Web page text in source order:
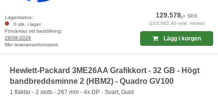
Lagerstatus:
0 stk. i lager
Förväntas vid beställning:
28/08-2026
Mer leveransinformation
129.578,-SEK
(103.662,40 exkl. moms)
Lägg i korgen
Hewlett-Packard 3ME26AA Grafikkort - 32 GB - Högt
bandbreddsminne 2 (HBM2) - Quadro GV100
1 fläktar - 2 slots - 267 mm - 4x DP - Svart, Guld